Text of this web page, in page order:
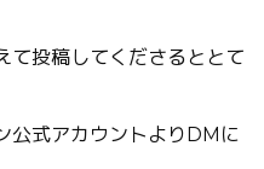
て投稿してくださるととて
公式アカウントよりDMに